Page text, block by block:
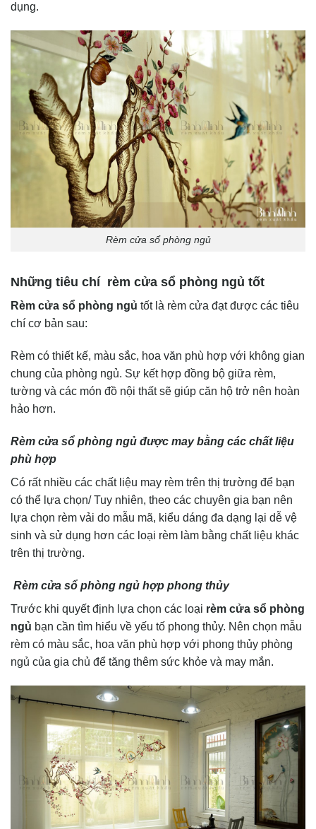
dụng.
Rèm cửa sổ phòng ngủ
Những tiêu chí rèm cửa sổ phòng ngủ tốt
Rèm cửa sổ phòng ngủ tốt là rèm cửa đạt được các tiêu
chí cơ bản sau:
Rèm có thiết kế, màu sắc, hoa văn phù hợp với không gian
chung của phòng ngủ. Sự kết hợp đồng bộ giữa rèm,
tường và các món đồ nội thất sẽ giúp căn hộ trở nên hoàn
hảo hơn.
Rèm cửa sổ phòng ngủ được may bằng các chất liệu
phù hợp
Có rất nhiều các chất liệu may rèm trên thị trường để bạn
có thể lựa chọn/ Tuy nhiên, theo các chuyên gia bạn nên
lựa chọn rèm vải do mẫu mã, kiểu dáng đa dạng lại dễ vệ
sinh và sử dụng hơn các loại rèm làm bằng chất liệu khác
trên thị trường.
Rèm cửa sổ phòng ngủ hợp phong thủy
Trước khi quyết định lựa chọn các loại rèm cửa sổ phòng
ngủ bạn cần tìm hiểu về yếu tố phong thủy. Nên chọn mẫu
rèm có màu sắc, hoa văn phù hợp với phong thủy phòng
ngủ của gia chủ để tăng thêm sức khỏe và may mắn.